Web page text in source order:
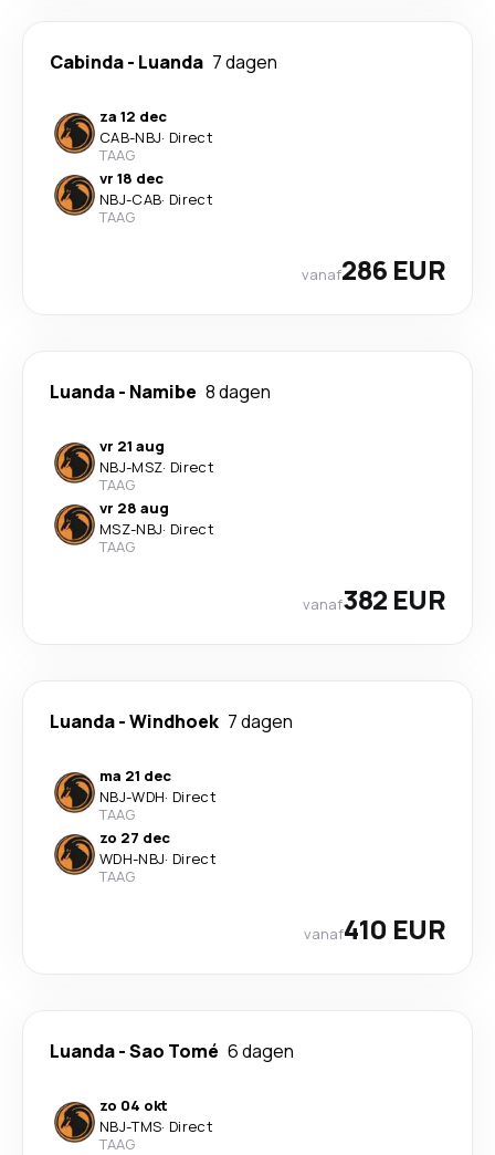
Cabinda- Luanda 7 dagen
za 12 dec
CAB-NBJ· Direct
TAAG
vr 18 dec
NBJ-CAB· Direct
TAAG
vanaf286 EUR
Luanda- Namibe 8 dagen
vr 21 aug
NBJ-MSZ· Direct
TAAG
vr 28 aug
MSZ-NBJ· Direct
TAAG
vanaf382 EUR
Luanda-Windhoek 7 dagen
ma 21 dec
NBJ-WDH· Direct
TAAG
zo 27 dec
WDH-NBJ· Direct
TAAG
vanaf410 EUR
Luanda-Sao Tomé 6 dagen
zo 04 okt
NBJ-TMS· Direct
TAAG